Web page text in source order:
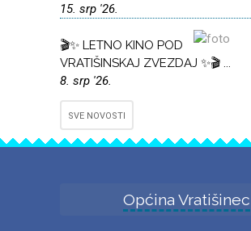
15. srp '26.
🎬✨ LETNO KINO POD
VRATIŠINSKAJ ZVEZDAJ ✨🎬 ...
8. srp '26.
SVE NOVOSTI
Općina Vratišinec